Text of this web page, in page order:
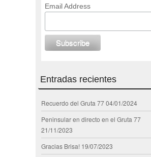
Email Address
Entradas recientes
Recuerdo del Gruta 77 04/01/2024
Peninsular en directo en el Gruta 77
21/11/2023
Gracias Brisa! 19/07/2023